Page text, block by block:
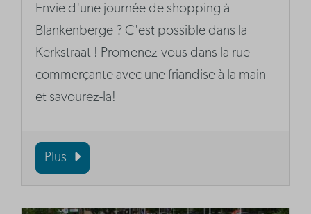
Envie d'une journée de shopping à
Blankenberge ? C'est possible dans la
Kerkstraat ! Promenez-vous dans la rue
commerçante avec une friandise à la main
et savourez-la!
Plus